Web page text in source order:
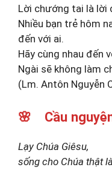
Lời chướng tai là lời
Nhiều bạn trẻ hôm
đến với ai.
Hãy cùng nhau đến
Ngài sẽ không làm
(Lm. Antôn Nguyễn
🌸 Cầu
Lạy Chúa Giêsu,
sống cho Chúa thật